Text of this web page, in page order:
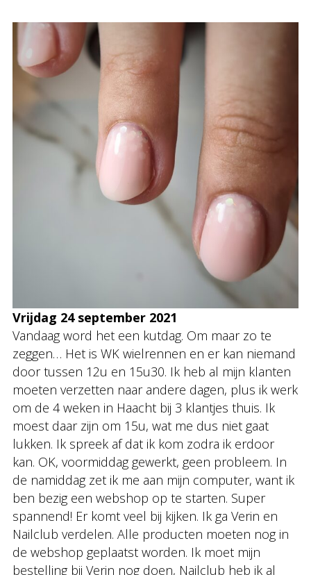
Vrijdag 24 september 2021
Vandaag word het een kutdag. Om maar zo te
zeggen… Het is WK wielrennen en er kan niemand
door tussen 12u en 15u30. Ik heb al mijn klanten
moeten verzetten naar andere dagen, plus ik werk
om de 4 weken in Haacht bij 3 klantjes thuis. Ik
moest daar zijn om 15u, wat me dus niet gaat
lukken. Ik spreek af dat ik kom zodra ik erdoor
kan. OK, voormiddag gewerkt, geen probleem. In
de namiddag zet ik me aan mijn computer, want ik
ben bezig een webshop op te starten. Super
spannend! Er komt veel bij kijken. Ik ga Verin en
Nailclub verdelen. Alle producten moeten nog in
de webshop geplaatst worden. Ik moet mijn
bestelling bij Verin nog doen, Nailclub heb ik al